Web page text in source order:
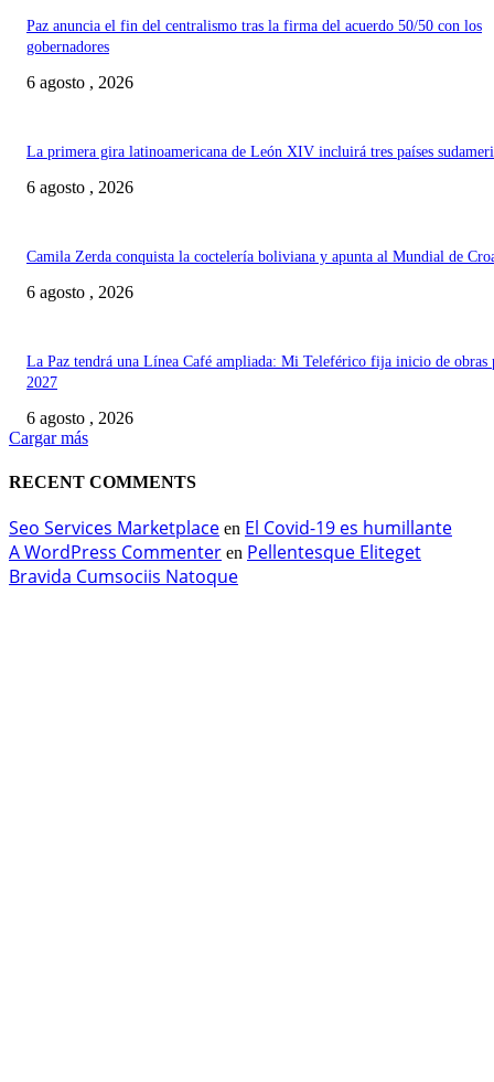
Paz anuncia el fin del centralismo tras la firma del acuerdo 50/50 con los
gobernadores
6 agosto , 2026
La primera gira latinoamericana de León XIV incluirá tres países
6 agosto , 2026
Camila Zerda conquista la coctelería boliviana y apunta al Mundial de
6 agosto , 2026
La Paz tendrá una Línea Café ampliada: Mi Teleférico fija inicio de obras
2027
6 agosto , 2026
Cargar más
RECENT COMMENTS
Seo Services Marketplace en El Covid-19 es humillante
A WordPress Commenter en Pellentesque Eliteget
Bravida Cumsociis Natoque